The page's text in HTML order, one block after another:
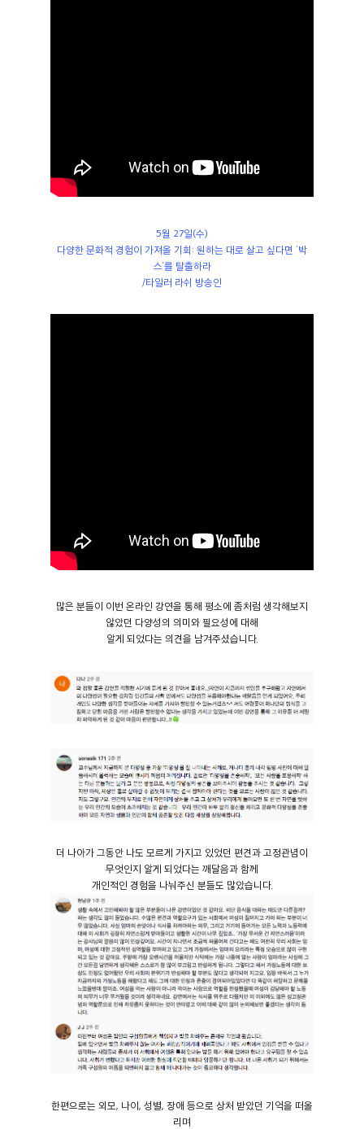
5월 27일(수)
다양한 문화적 경험이 가져올 기회: 원하는 대로 살고 싶다면 ‘박
스’를 탈출하라
/타일러 라쉬 방송인
많은 분들이 이번 온라인 강연을 통해 평소에 좀처럼 생각해보지
않았던 다양성의 의미와 필요성에 대해
알게 되었다는 의견을 남겨주셨습니다.
더 나아가 그동안 나도 모르게 가지고 있었던 편견과 고정관념이
무엇인지 알게 되었다는 깨달음과 함께
개인적인 경험을 나눠주신 분들도 많았습니다.
한편으로는 외모, 나이, 성별, 장애 등으로 상처 받았던 기억을 떠올
리며